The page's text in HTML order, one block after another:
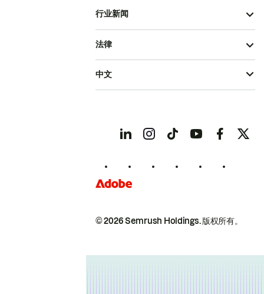
行业新闻
© 2026 Semrush Holdings.版权所有。
法律
中文